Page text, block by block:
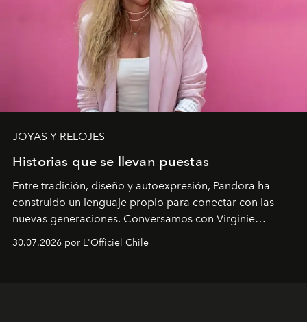
JOYAS Y RELOJES
Historias que se llevan puestas
Entre tradición, diseño y autoexpresión, Pandora ha
construido un lenguaje propio para conectar con las
nuevas generaciones. Conversamos con Virginie
Dubray, la responsable de marketing para
Latinoamérica, sobre identidad, cultura y el valor
30.07.2026 por L'Officiel Chile